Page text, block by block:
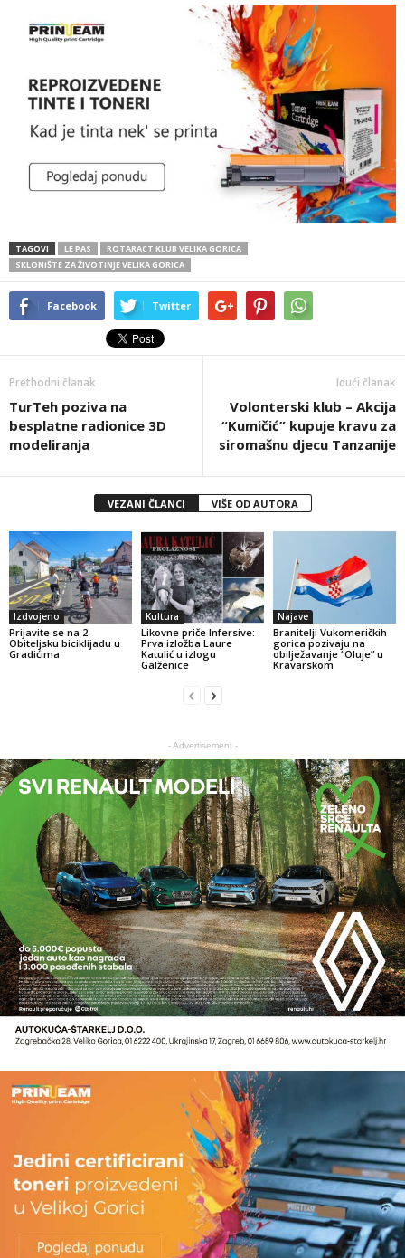
TAGOVI LE PAS
ROTARACT KLUB VELIKA GORICA
SKLONIŠTE ZA ŽIVOTINJE VELIKA GORICA
Facebook Twitter
Prethodni članak
TurTeh poziva na
besplatne radionice 3D
modeliranja
Idući članak
Volonterski klub – Akcija
“Kumičić” kupuje kravu za
siromašnu djecu Tanzanije
VEZANI ČLANCI VIŠE OD AUTORA
Izdvojeno
Prijavite se na 2.
Obiteljsku biciklijadu u
Gradićima
Kultura
Likovne priče Infersive:
Prva izložba Laure
Katulić u izlogu
Galženice
Najave
Branitelji Vukomeričkih
gorica pozivaju na
obilježavanje “Oluje” u
Kravarskom
- Advertisement -